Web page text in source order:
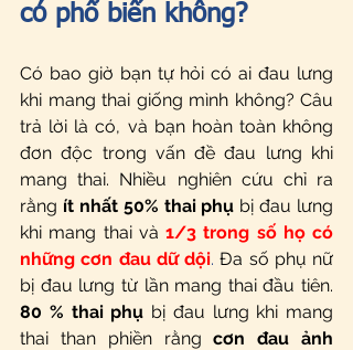
có phổ biến không?
Có bao giờ bạn tự hỏi có ai đau lưng
khi mang thai giống mình không? Câu
trả lời là có, và bạn hoàn toàn không
đơn độc trong vấn đề đau lưng khi
mang thai. Nhiều nghiên cứu chỉ ra
rằng ít nhất 50% thai phụ bị đau lưng
khi mang thai và 1/3 trong số họ có
những cơn đau dữ dội. Đa số phụ nữ
bị đau lưng từ lần mang thai đầu tiên.
80 % thai phụ bị đau lưng khi mang
thai than phiền rằng cơn đau ảnh